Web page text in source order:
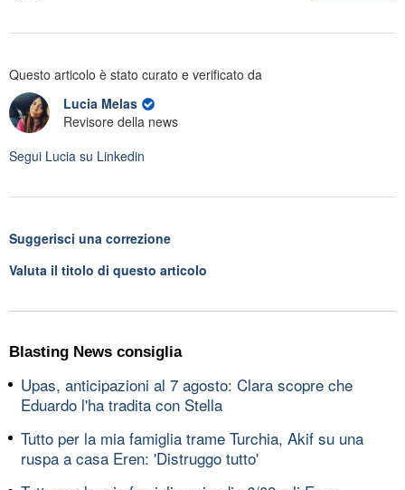
Questo articolo è stato curato e verificato da
Lucia Melas
Revisore della news
Segui Lucia su Linkedin
Suggerisci una correzione
Valuta il titolo di questo articolo
Blasting News consiglia
Upas, anticipazioni al 7 agosto: Clara scopre che
Eduardo l'ha tradita con Stella
Tutto per la mia famiglia trame Turchia, Akif su una
ruspa a casa Eren: 'Distruggo tutto'